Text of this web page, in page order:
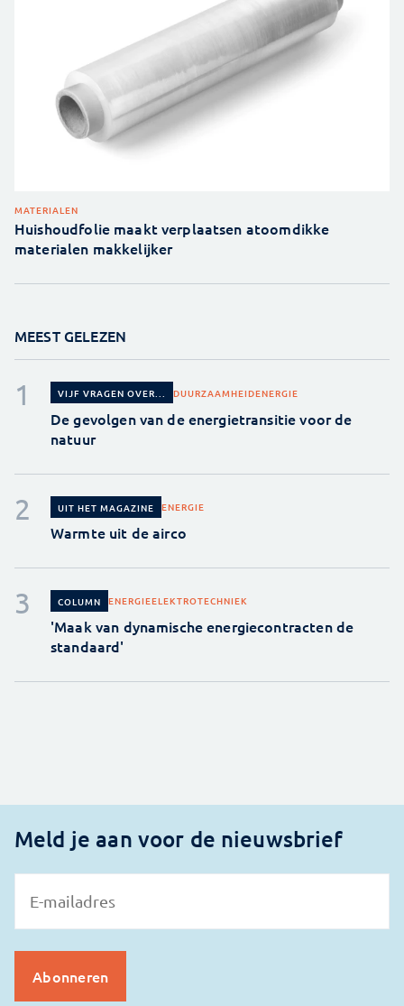
MATERIALEN
Huishoudfolie maakt verplaatsen atoomdikke
materialen makkelijker
MEEST GELEZEN
VIJF VRAGEN OVER... DUURZAAMHEIDENERGIE
De gevolgen van de energietransitie voor de
natuur
UIT HET MAGAZINE ENERGIE
Warmte uit de airco
COLUMN ENERGIEELEKTROTECHNIEK
'Maak van dynamische energiecontracten de
standaard'
Meld je aan voor de nieuwsbrief